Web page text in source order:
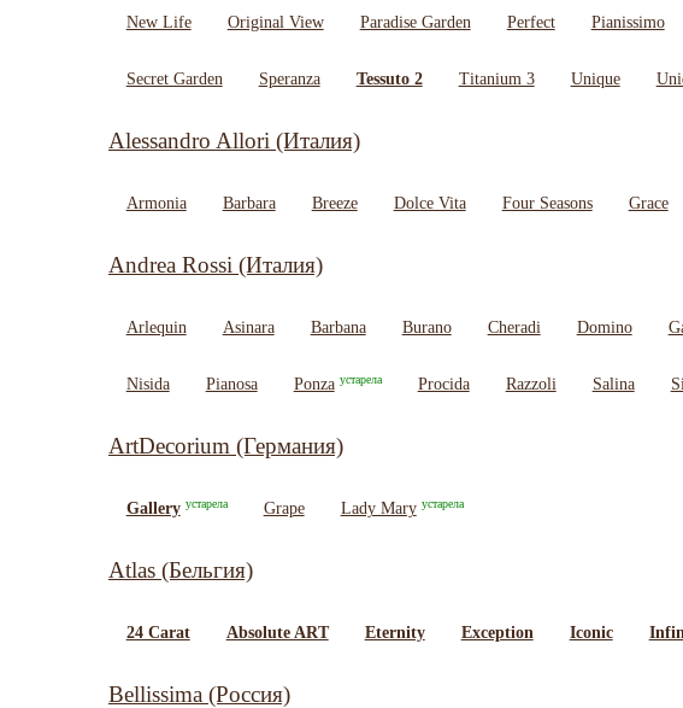
New Life Original View Paradise Garden Perfect Pianissimo
Secret Garden Speranza Tessuto 2 Titanium 3 Unique
Alessandro Allori (Италия)
Armonia Barbara Breeze Dolce Vita Four Seasons Grace
Andrea Rossi (Италия)
Arlequin Asinara Barbana Burano Cheradi Domino
Nisida Pianosa Ponza устарела Procida Razzoli Salina
ArtDecorium (Германия)
Gallery устарела Grape Lady Mary устарела
Atlas (Бельгия)
24 Carat Absolute ART Eternity Exception Iconic
Bellissima (Россия)